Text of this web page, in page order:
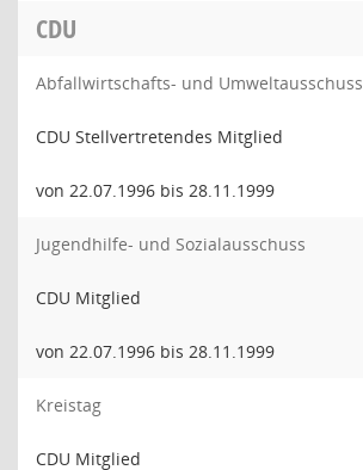
CDU
Abfallwirtschafts- und Umweltausschuss
CDU Stellvertretendes Mitglied
von 22.07.1996 bis 28.11.1999
Jugendhilfe- und Sozialausschuss
CDU Mitglied
von 22.07.1996 bis 28.11.1999
Kreistag
CDU Mitglied